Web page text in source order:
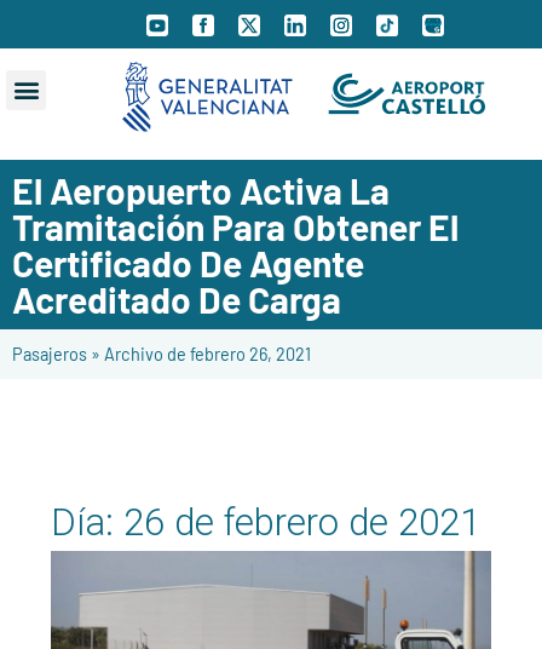
El Aeropuerto Activa La
Tramitación Para Obtener El
Certificado De Agente
Acreditado De Carga
Pasajeros » Archivo de febrero 26, 2021
Día: 26 de febrero de 2021